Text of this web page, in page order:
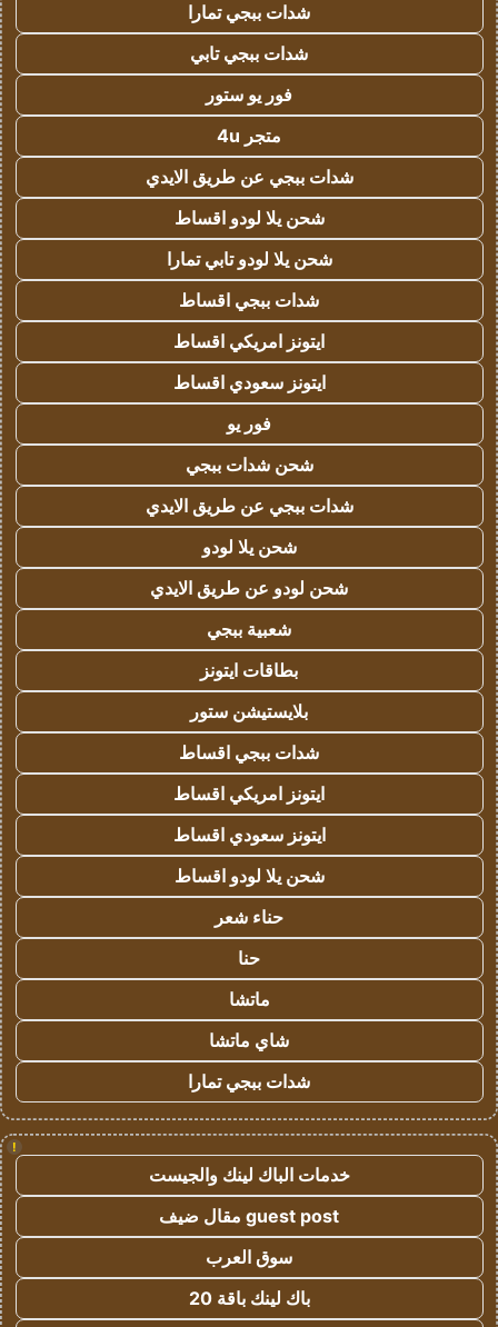
شدات ببجي تمارا
شدات ببجي تابي
فور يو ستور
متجر 4u
شدات ببجي عن طريق الايدي
شحن يلا لودو اقساط
شحن يلا لودو تابي تمارا
شدات ببجي اقساط
ايتونز امريكي اقساط
ايتونز سعودي اقساط
فور يو
شحن شدات ببجي
شدات ببجي عن طريق الايدي
شحن يلا لودو
شحن لودو عن طريق الايدي
شعبية ببجي
بطاقات ايتونز
بلايستيشن ستور
شدات ببجي اقساط
ايتونز امريكي اقساط
ايتونز سعودي اقساط
شحن يلا لودو اقساط
حناء شعر
حنا
ماتشا
شاي ماتشا
شدات ببجي تمارا
!
خدمات الباك لينك والجيست
guest post مقال ضيف
سوق العرب
باك لينك باقة 20